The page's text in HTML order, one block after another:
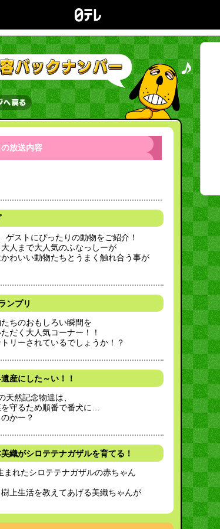
放送内容
ゲストにぴったりの動物をご紹介！
人まで大人気のふなっしーが
わいい動物たちとうまく触れ合う事が
ンプリ
ちのおもしろい瞬間を
だく大人気コーナー！！
リーされているでしょうか！？
産にした～い！！
天然記念物達は、
守るため順番で番犬に…
かー？
織がシロテテナガザルを育てる！
まれたシロテテナガザルの赤ちゃん
上生活を教えてあげる美織ちゃんが